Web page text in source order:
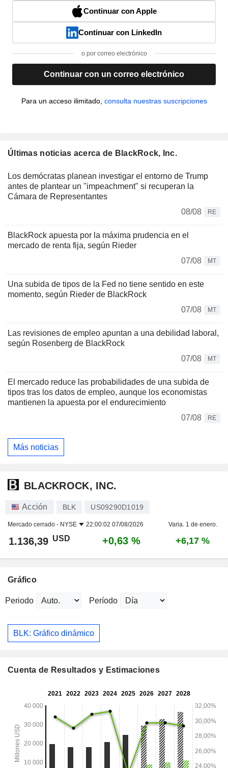
Continuar con Apple
Continuar con LinkedIn
o por correo electrónico
Continuar con un correo electrónico
Para un acceso ilimitado, consulta nuestras suscripciones
Últimas noticias acerca de BlackRock, Inc.
Los demócratas planean investigar el entorno de Trump
antes de plantear un "impeachment" si recuperan la
Cámara de Representantes
08/08
RE
BlackRock apuesta por la máxima prudencia en el
mercado de renta fija, según Rieder
07/08
MT
Una subida de tipos de la Fed no tiene sentido en este
momento, según Rieder de BlackRock
07/08
MT
Las revisiones de empleo apuntan a una debilidad laboral,
según Rosenberg de BlackRock
07/08
MT
El mercado reduce las probabilidades de una subida de
tipos tras los datos de empleo, aunque los economistas
mantienen la apuesta por el endurecimiento
07/08
RE
Más noticias
BLACKROCK, INC.
Acción BLK US09290D1019
Mercado cerrado - NYSE 22:00:02 07/08/2026 Varia. 1 de enero.
1.136,39 USD +0,63 % +6,17 %
Gráfico
Periodo Período
BLK: Gráfico dinámico
Cuenta de Resultados y Estimaciones